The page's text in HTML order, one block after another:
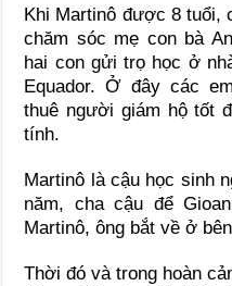
Khi Martinô được 8 tuổi,
chăm sóc mẹ con bà
hai con gửi trọ học ở
Equador. Ở đây các
thuê người giám hộ tốt
tính.
Martinô là cậu học sinh
năm, cha cậu để
Martinô, ông bắt về ở
Thời đó và trong hoàn